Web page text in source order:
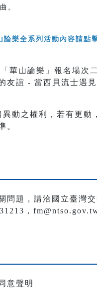
。
論樂全系列活動內容請點
動之權利，若有更動
。
問題，請洽國立臺灣
，
意聲明